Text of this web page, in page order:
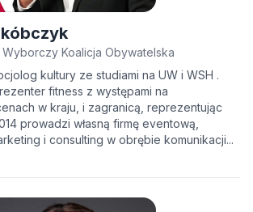
Wyborczy Koalicja Obywatelska
kultury ze studiami na UW i WSH .
fitness z występami na
w kraju, i zagranicą, reprezentując
prowadzi własną firmę eventową,
i consulting w obrębie komunikacji...